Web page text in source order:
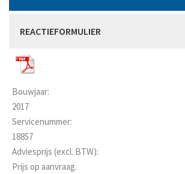
REACTIEFORMULIER
Bouwjaar:
2017
Servicenummer:
18857
Adviesprijs (excl. BTW):
Prijs op aanvraag.